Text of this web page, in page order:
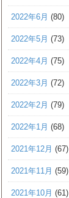
2022年6月 (80)
2022年5月 (73)
2022年4月 (75)
2022年3月 (72)
2022年2月 (79)
2022年1月 (68)
2021年12月 (67)
2021年11月 (59)
2021年10月 (61)